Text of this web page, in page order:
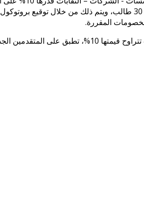
تخفيض 15% في حال زياده عدد الطلاب عن 30 طالب، ويتم ذلك من
المقررة.
6 – يتم تطبيق زياده سنوية على المصروفات تتراوح